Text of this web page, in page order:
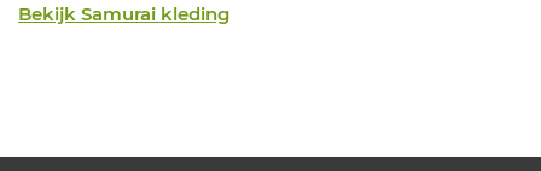
Bekijk Samurai kleding